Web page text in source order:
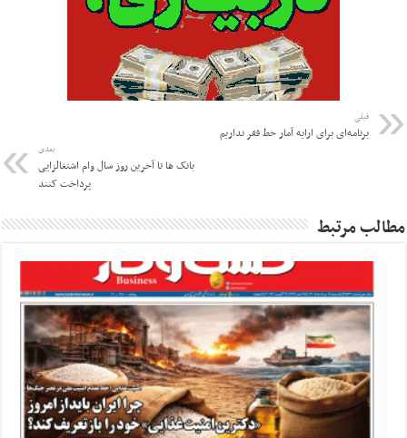
قبلی
برنامه‌ای برای ارایه آمار خط فقر نداریم
بعدی
بانک ها تا آخرین روز سال وام اشتغالزایی
پرداخت کنند
مطالب مرتبط